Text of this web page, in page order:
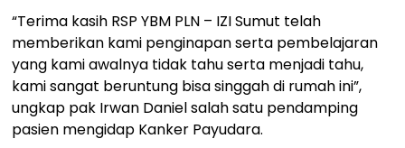
“Terima kasih RSP YBM PLN – IZI Sumut telah
memberikan kami penginapan serta pembelajaran
yang kami awalnya tidak tahu serta menjadi tahu,
kami sangat beruntung bisa singgah di rumah ini”,
ungkap pak Irwan Daniel salah satu pendamping
pasien mengidap Kanker Payudara.